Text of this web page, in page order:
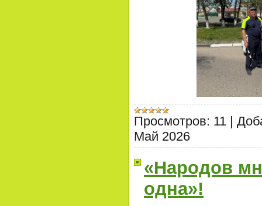
Просмотров: 11 |
Май 2026
«Народов
одна»!